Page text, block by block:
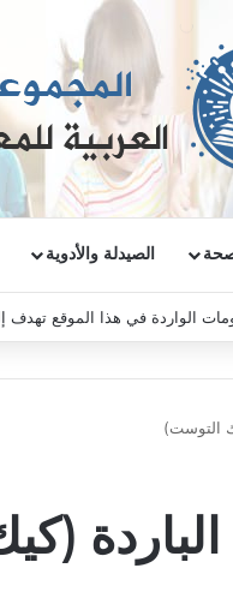
الصيدلة والأدوية
الواردة في هذا الموقع
التوست)